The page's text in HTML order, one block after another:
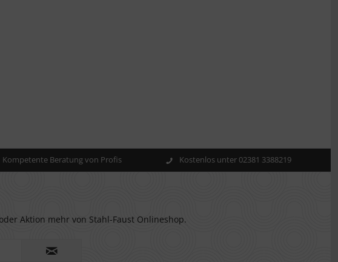
Kompetente Beratung von Profis Kostenlos unter 02381 3388219
Aktion mehr von Stahl-Faust Onlineshop.